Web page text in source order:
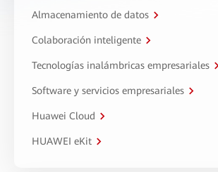
Almacenamiento de datos
Colaboración inteligente
Tecnologías inalámbricas empresariales
Software y servicios empresariales
Huawei Cloud
HUAWEI eKit